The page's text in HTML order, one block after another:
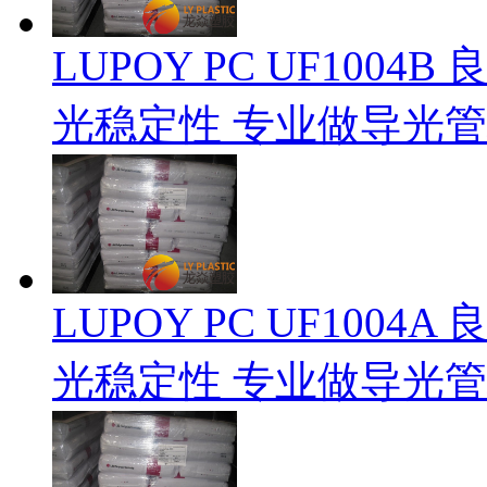
LUPOY PC UF1004B
光稳定性 专业做导光
LUPOY PC UF1004A
光稳定性 专业做导光